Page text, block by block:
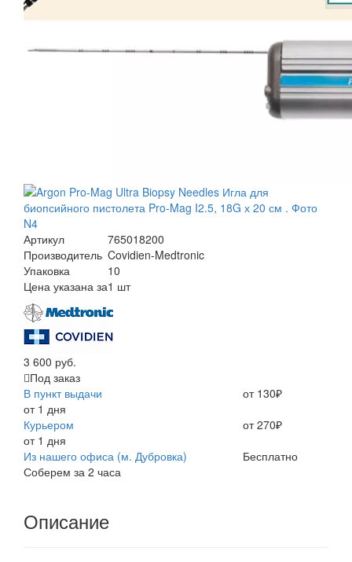
Артикул
765018200
Производитель Covidien-Medtronic
Упаковка
10
Цена указана за1 шт
3 600 руб.
Под заказ
В пункт выдачи
от 1 дня
от 130₽
Курьером
от 1 дня
от 270₽
Из нашего офиса (м. Дубровка)
Соберем за 2 часа
Бесплатно
Описание